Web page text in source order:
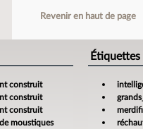
Revenir en haut de page
construit
construit
construit
moustiques
Étiquettes